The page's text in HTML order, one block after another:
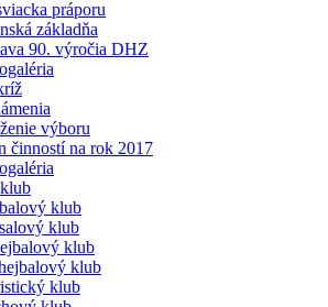
práporu
základňa
90. výročia DHZ
výboru
činností na rok 2017
klub
klub
klub
klub
klub